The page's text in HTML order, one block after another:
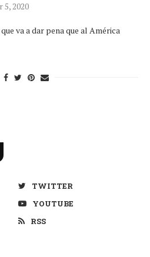
5, 2020
va a dar pena que al América
TWITTER
YOUTUBE
RSS